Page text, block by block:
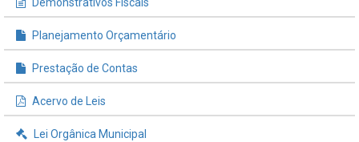
Planejamento Orçamentário
Prestação de Contas
Acervo de Leis
Lei Orgânica Municipal